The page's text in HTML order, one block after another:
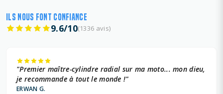
ILS NOUS FONT CONFIANCE
9.6/10(1336 avis)
"Premier maître-cylindre radial sur ma moto... mon dieu,
je recommande à tout le monde !"
ERWAN G.